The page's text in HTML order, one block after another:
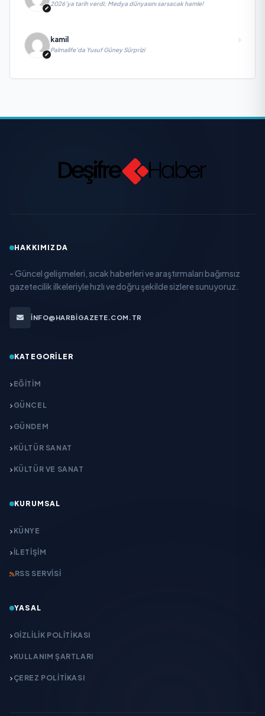
2026’ya tarih verdi; Medya dünyasını sarsacak hamle!
kamil
Palmalife’da Yusuf Güney Sürprizi
HAKKIMIZDA
- Güncel gelişmeleri, sıcak haberleri ve araştırmaları bağımsız
gazetecilik ilkeleriyle hızlı ve doğru şekilde sizlere sunuyoruz.
INFO@HARBIGAZETE.COM.TR
KATEGORILER
EĞITIM
GÜNCEL
GÜNDEM
KÜLTÜR SANAT
KÜLTÜR VE SANAT
KURUMSAL
KÜNYE
İLETIŞIM
RSS SERVISI
YASAL
GIZLILIK POLITIKASI
KULLANIM ŞARTLARI
ÇEREZ POLITIKASI